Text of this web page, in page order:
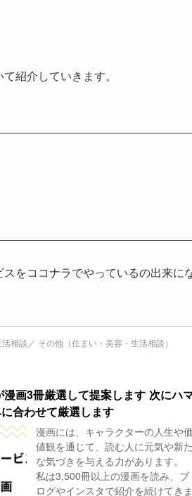
紹介していきます。
をココナラでやっているの出来に